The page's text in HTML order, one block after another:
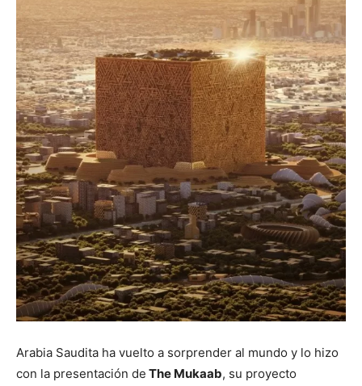
Arabia Saudita ha vuelto a sorprender al mundo y lo hizo
con la presentación de The Mukaab, su proyecto